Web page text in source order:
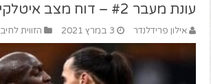
עונת מעבר #2 – דוח מצב איטלקי
אילון פרידלנדר 3 במרץ 2021 הזווית